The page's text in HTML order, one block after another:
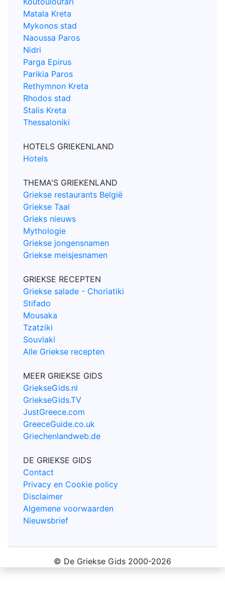
Matala Kreta
Mykonos stad
Naoussa Paros
Nidri
Parga Epirus
Parikia Paros
Rethymnon Kreta
Rhodos stad
Stalis Kreta
Thessaloniki
HOTELS GRIEKENLAND
Hotels
THEMA'S GRIEKENLAND
Griekse restaurants België
Griekse Taal
Grieks nieuws
Mythologie
Griekse jongensnamen
Griekse meisjesnamen
GRIEKSE RECEPTEN
Griekse salade - Choriatiki
Stifado
Mousaka
Tzatziki
Souvlaki
Alle Griekse recepten
MEER GRIEKSE GIDS
GriekseGids.nl
GriekseGids.TV
JustGreece.com
GreeceGuide.co.uk
Griechenlandweb.de
DE GRIEKSE GIDS
Contact
Privacy en Cookie policy
Disclaimer
Algemene voorwaarden
Nieuwsbrief
© De Griekse Gids 2000-2026